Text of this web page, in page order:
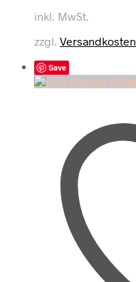
inkl. MwSt.
zzgl. Versandkosten
Save